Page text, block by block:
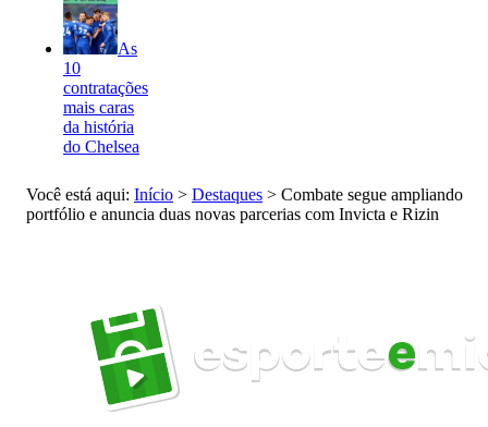
As
10
contratações
mais caras
da história
do Chelsea
Você está aqui: Início > Destaques > Combate segue ampliando
portfólio e anuncia duas novas parcerias com Invicta e Rizin